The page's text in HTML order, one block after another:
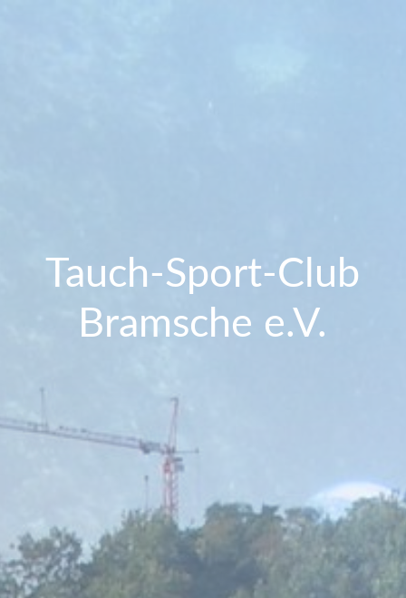
Tauch-Sport-Club
Bramsche e.V.